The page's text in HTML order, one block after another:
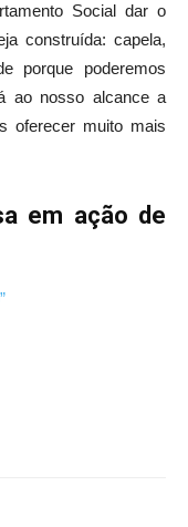
Social dar o
construída: capela,
porque poderemos
ao nosso alcance a
oferecer muito mais
em ação de